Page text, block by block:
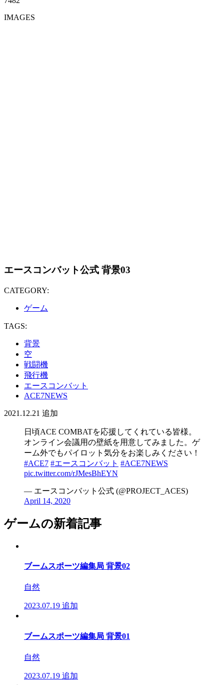
IMAGES
エースコンバット公式 背景03
CATEGORY:
ゲーム
TAGS:
背景
空
戦闘機
飛行機
エースコンバット
ACE7NEWS
2021.12.21 追加
日頃ACE COMBATを応援してくれている皆様。
オンライン会議用の壁紙を用意してみました。ゲ
ーム外でもパイロット気分をお楽しみください！
#ACE7 #エースコンバット #ACE7NEWS
pic.twitter.com/rJMesBhEYN
— エースコンバット公式 (@PROJECT_ACES)
April 14, 2020
ゲームの新着記事
ブームスポーツ編集局 背景02
自然
2023.07.19 追加
ブームスポーツ編集局 背景01
自然
2023.07.19 追加